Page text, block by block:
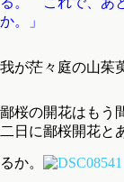
か。」
我が茫々庭の山茱
鄙桜の開花はもう
二日に鄙桜開花と
るか。